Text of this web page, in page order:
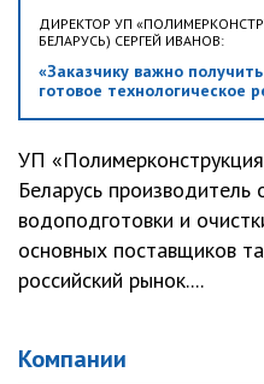
ДИРЕКТОР УП
БЕЛАРУСЬ) СЕРГЕЙ ИВАНОВ:
«Заказчику важно
готовое технологическое
УП
Беларусь
водоподготовки и
основных поставщиков
российский рынок....
Компании